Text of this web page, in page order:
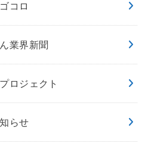
コロ
業界新聞
ロジェクト
らせ